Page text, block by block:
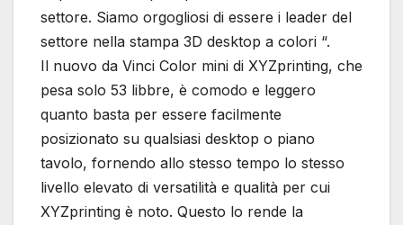
settore. Siamo orgogliosi di essere i leader del
settore nella stampa 3D desktop a colori “.
Il nuovo da Vinci Color mini di XYZprinting, che
pesa solo 53 libbre, è comodo e leggero
quanto basta per essere facilmente
posizionato su qualsiasi desktop o piano
tavolo, fornendo allo stesso tempo lo stesso
livello elevato di versatilità e qualità per cui
XYZprinting è noto. Questo lo rende la